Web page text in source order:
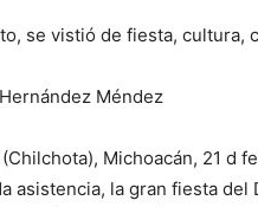
se vistió de fiesta, cultura,
Méndez
(Chilchota), Michoacán, 21 d
asistencia, la gran fiesta del